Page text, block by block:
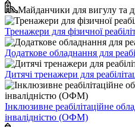
Майданчики для вигулу та
Тренажери для фізичної
Додаткове обладнання для
Дитячі тренажери для
Інклюзивне реабілітаційне
інвалідністю (ОФМ)